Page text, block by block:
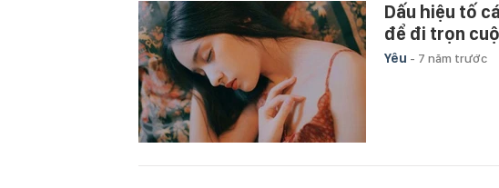
Dấu hiệu tố
để đi trọn
Yêu - 7 năm trước